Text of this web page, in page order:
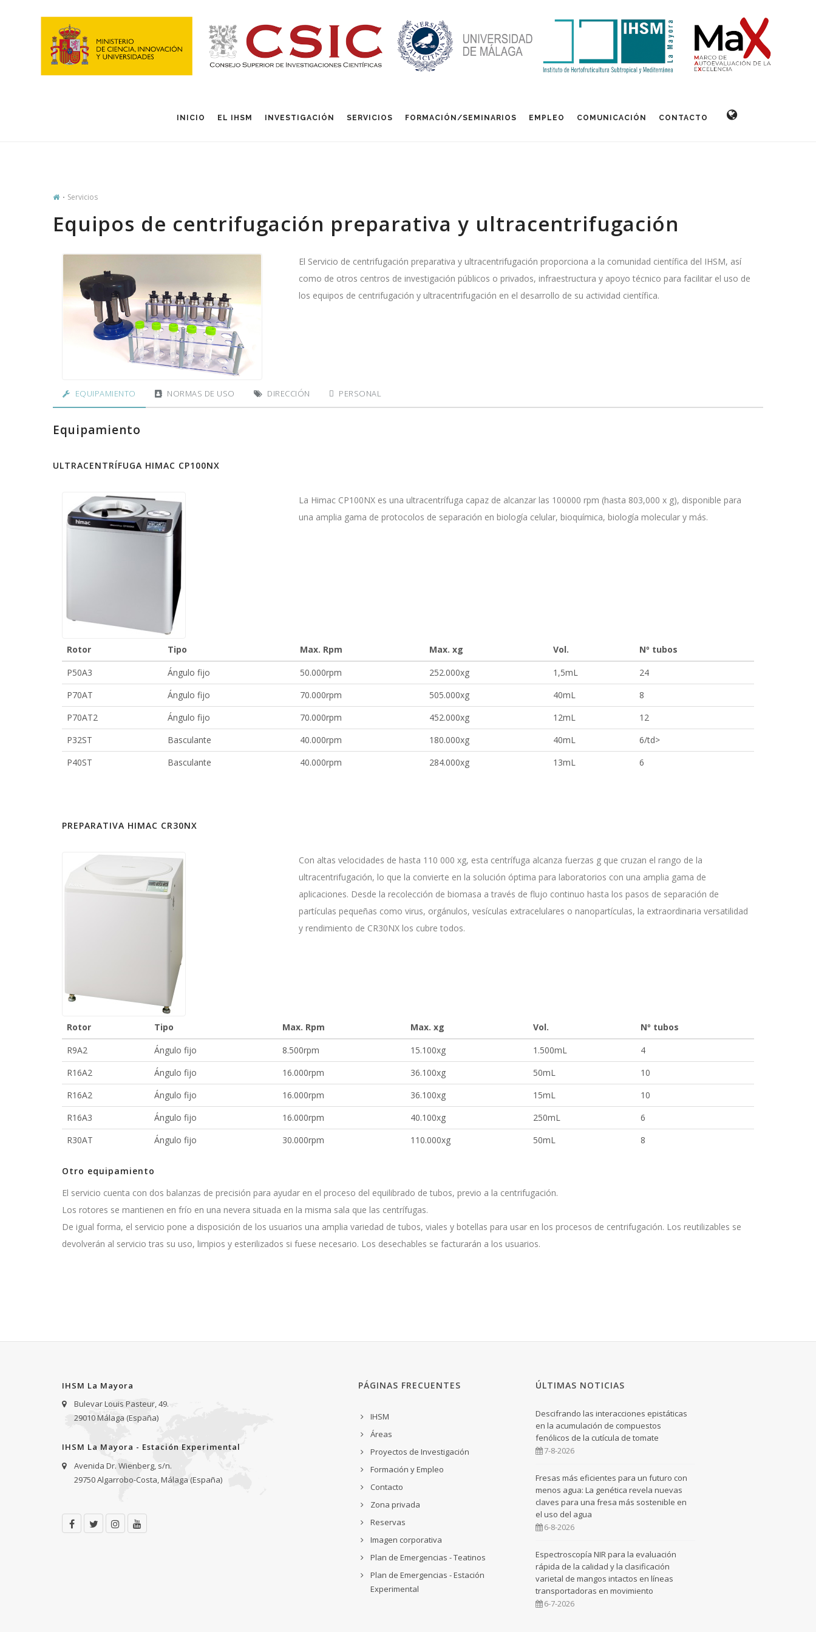
INICIO EL IHSM INVESTIGACIÓN SERVICIOS FORMACIÓN/SEMINARIOS EMPLEO COMUNICACIÓN CONTACTO
Servicios
Equipos de centrifugación preparativa y ultracentrifugación
El Servicio de centrifugación preparativa y ultracentrifugación proporciona a la comunidad científica del IHSM, así
como de otros centros de investigación públicos o privados, infraestructura y apoyo técnico para facilitar el uso de
los equipos de centrifugación y ultracentrifugación en el desarrollo de su actividad científica.
EQUIPAMIENTO NORMAS DE USO DIRECCIÓN PERSONAL
Equipamiento
ULTRACENTRÍFUGA HIMAC CP100NX
La Himac CP100NX es una ultracentrífuga capaz de alcanzar las 100000 rpm (hasta 803,000 x g), disponible para
una amplia gama de protocolos de separación en biología celular, bioquímica, biología molecular y más.
Rotor Tipo Max. Rpm Max. xg Vol.
Nº tubos
P50A3
Ángulo fijo 50.000rpm 252.000xg 1,5mL
24
P70AT
Ángulo fijo 70.000rpm 505.000xg 40mL
8
P70AT2
Ángulo fijo 70.000rpm 452.000xg 12mL
12
P32ST
Basculante 40.000rpm 180.000xg 40mL
6/td>
P40ST
Basculante 40.000rpm 284.000xg 13mL 6
PREPARATIVA HIMAC CR30NX
Con altas velocidades de hasta 110 000 xg, esta centrífuga alcanza fuerzas g que cruzan el rango de la
ultracentrifugación, lo que la convierte en la solución óptima para laboratorios con una amplia gama de
aplicaciones. Desde la recolección de biomasa a través de flujo continuo hasta los pasos de separación de
partículas pequeñas como virus, orgánulos, vesículas extracelulares o nanopartículas, la extraordinaria versatilidad
y rendimiento de CR30NX los cubre todos.
Rotor Tipo Max. Rpm Max. xg Vol.
Nº tubos
R9A2
Ángulo fijo 8.500rpm 15.100xg 1.500mL
4
R16A2
Ángulo fijo 16.000rpm 36.100xg 50mL
10
R16A2
Ángulo fijo 16.000rpm 36.100xg 15mL
10
R16A3
Ángulo fijo 16.000rpm 40.100xg 250mL
6
R30AT
Ángulo fijo 30.000rpm 110.000xg 50mL 8
Otro equipamiento
El servicio cuenta con dos balanzas de precisión para ayudar en el proceso del equilibrado de tubos, previo a la centrifugación.
Los rotores se mantienen en frío en una nevera situada en la misma sala que las centrífugas.
De igual forma, el servicio pone a disposición de los usuarios una amplia variedad de tubos, viales y botellas para usar en los procesos de centrifugación. Los reutilizables se
devolverán al servicio tras su uso, limpios y esterilizados si fuese necesario. Los desechables se facturarán a los usuarios.
IHSM La Mayora
Bulevar Louis Pasteur, 49.
29010 Málaga (España)
IHSM La Mayora - Estación Experimental
Avenida Dr. Wienberg, s/n.
29750 Algarrobo-Costa, Málaga (España)
PÁGINAS FRECUENTES
IHSM
Áreas
Proyectos de Investigación
Formación y Empleo
Contacto
Zona privada
Reservas
Imagen corporativa
Plan de Emergencias - Teatinos
Plan de Emergencias - Estación
Experimental
ÚLTIMAS NOTICIAS
Descifrando las interacciones epistáticas
en la acumulación de compuestos
fenólicos de la cutícula de tomate
7-8-2026
Fresas más eficientes para un futuro con
menos agua: La genética revela nuevas
claves para una fresa más sostenible en
el uso del agua
6-8-2026
Espectroscopía NIR para la evaluación
rápida de la calidad y la clasificación
varietal de mangos intactos en líneas
transportadoras en movimiento
6-7-2026